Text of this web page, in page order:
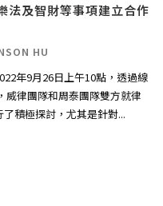
法及智財等事項建立合作
HU
年9月26日上午10點，透過線
威律團隊和周泰團隊雙方就律
積極探討，尤其是針對...